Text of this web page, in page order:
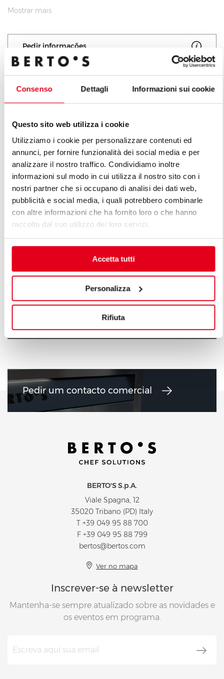
Consenso Dettagli Informazioni sui cookie
Questo sito web utilizza i cookie
Utilizziamo i cookie per personalizzare contenuti ed
annunci, per fornire funzionalità dei social media e per
analizzare il nostro traffico. Condividiamo inoltre
informazioni sul modo in cui utilizza il nostro sito con i
nostri partner che si occupano di analisi dei dati web,
pubblicità e social media, i quali potrebbero combinarle
con altre informazioni che ha fornito loro o che hanno
raccolto dal suo utilizzo dei loro servizi.
Accetta tutti
Personalizza
Rifiuta
proteção em aço inox AISI 304. Grande superfície de
removível. Os componentes podem ser desmontados
facilmente para as operações normais de manutenção
e limpeza. Ampla caixa removível em aço inox para a
recolha da gordura e da água.
Mostrar mais
Pedir informações
Cucina
Pedir um contacto comercial
BERTO'S S.p.A.
Viale Spagna, 12
35020 Tribano (PD) Italy
T +39 049 95 88 700
F +39 049 95 88 799
bertos@bertos.com
Ver no mapa
Inscrever-se à newsletter
Mantenha-se sempre atualizado sobre as novidades e
os eventos em programa.